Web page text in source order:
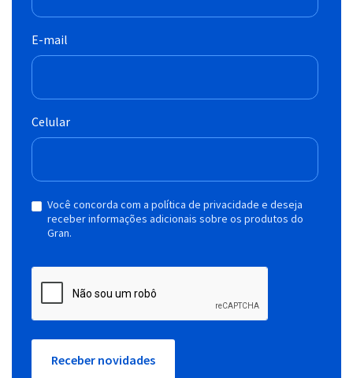
E-mail
Celular
Você concorda com a política de privacidade e deseja
receber informações adicionais sobre os produtos do
Gran.
Receber novidades